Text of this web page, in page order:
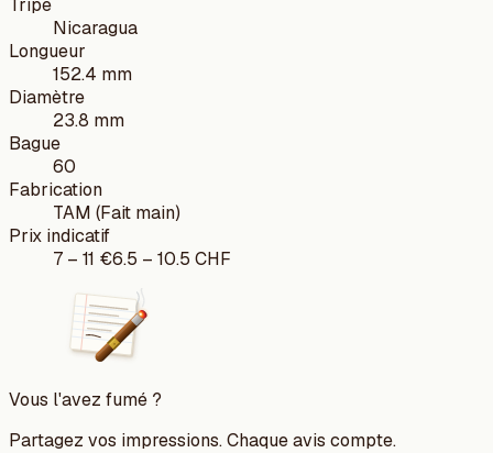
Tripe
Nicaragua
Longueur
152.4 mm
Diamètre
23.8 mm
Bague
60
Fabrication
TAM (Fait main)
Prix indicatif
7 – 11 €6.5 – 10.5 CHF
Vous l'avez fumé ?
Partagez vos impressions. Chaque avis compte.